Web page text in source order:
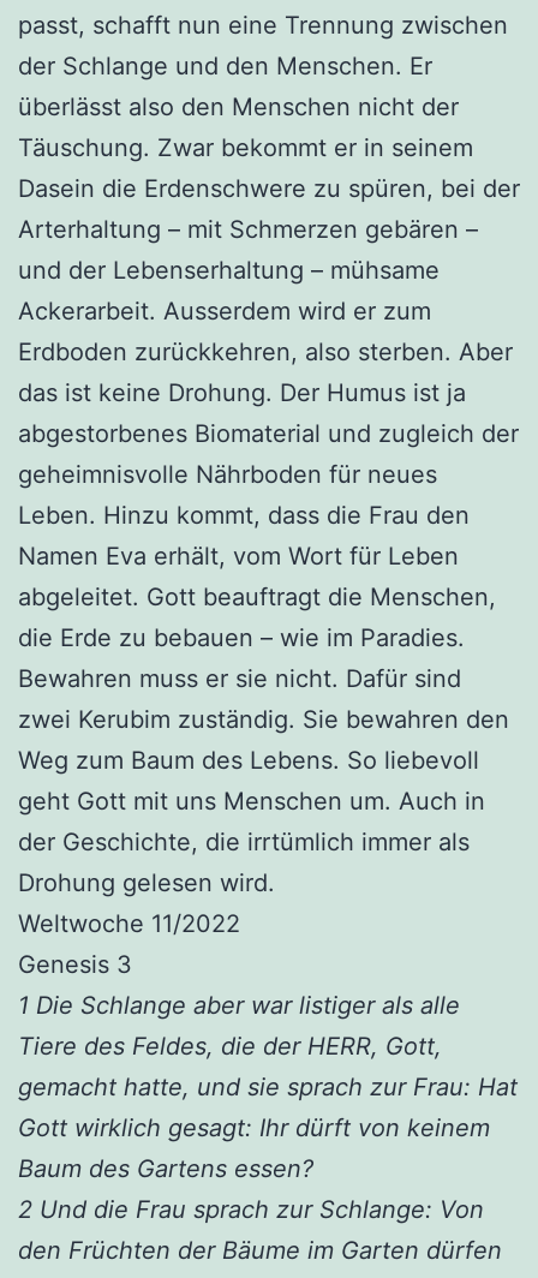
passt, schafft nun eine Trennung zwischen
der Schlange und den Menschen. Er
überlässt also den Menschen nicht der
Täuschung. Zwar bekommt er in seinem
Dasein die Erdenschwere zu spüren, bei der
Arterhaltung – mit Schmerzen gebären –
und der Lebenserhaltung – mühsame
Ackerarbeit. Ausserdem wird er zum
Erdboden zurückkehren, also sterben. Aber
das ist keine Drohung. Der Humus ist ja
abgestorbenes Biomaterial und zugleich der
geheimnisvolle Nährboden für neues
Leben. Hinzu kommt, dass die Frau den
Namen Eva erhält, vom Wort für Leben
abgeleitet. Gott beauftragt die Menschen,
die Erde zu bebauen – wie im Paradies.
Bewahren muss er sie nicht. Dafür sind
zwei Kerubim zuständig. Sie bewahren den
Weg zum Baum des Lebens. So liebevoll
geht Gott mit uns Menschen um. Auch in
der Geschichte, die irrtümlich immer als
Drohung gelesen wird.
Weltwoche 11/2022
Genesis 3
1 Die Schlange aber war listiger als alle
Tiere des Feldes, die der HERR, Gott,
gemacht hatte, und sie sprach zur Frau: Hat
Gott wirklich gesagt: Ihr dürft von keinem
Baum des Gartens essen?
2 Und die Frau sprach zur Schlange: Von
den Früchten der Bäume im Garten dürfen